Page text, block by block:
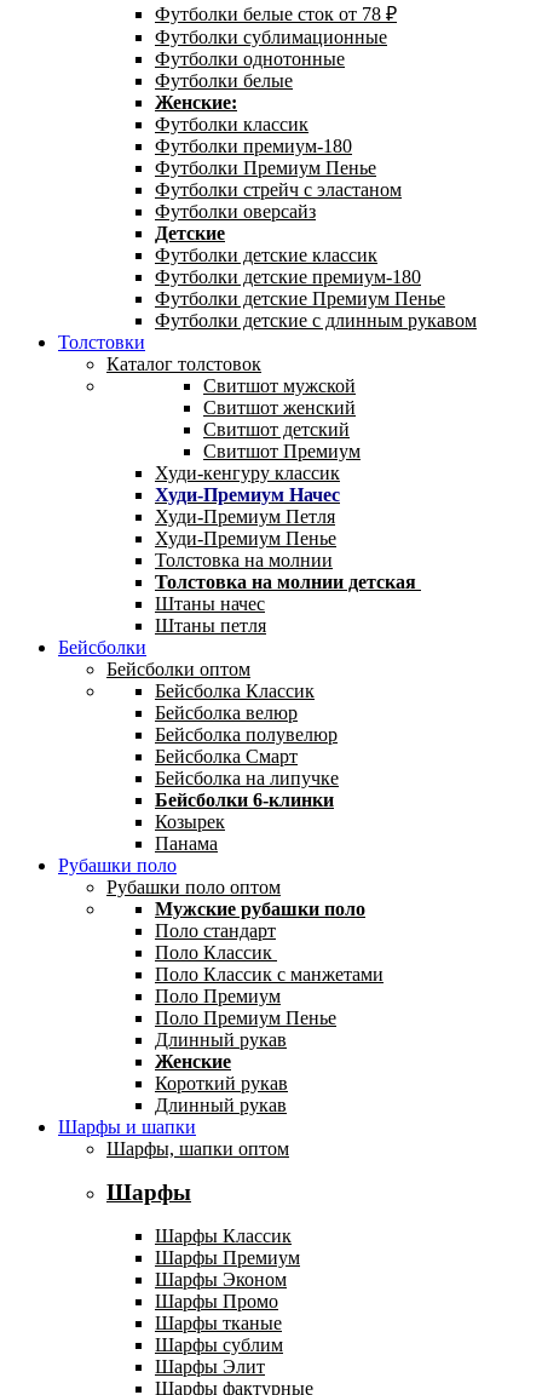
Футболки белые сток от 78 ₽
Футболки сублимационные
Футболки однотонные
Футболки белые
Женские:
Футболки классик
Футболки премиум-180
Футболки Премиум Пенье
Футболки стрейч с эластаном
Футболки оверсайз
Детские
Футболки детские классик
Футболки детские премиум-180
Футболки детские Премиум Пенье
Футболки детские с длинным рукавом
Толстовки
Каталог толстовок
Свитшот мужской
Свитшот женский
Свитшот детский
Свитшот Премиум
Худи-кенгуру классик
Худи-Премиум Начес
Худи-Премиум Петля
Худи-Премиум Пенье
Толстовка на молнии
Толстовка на молнии детская
Штаны начес
Штаны петля
Бейсболки
Бейсболки оптом
Бейсболка Классик
Бейсболка велюр
Бейсболка полувелюр
Бейсболка Смарт
Бейсболка на липучке
Бейсболки 6-клинки
Козырек
Панама
Рубашки поло
Рубашки поло оптом
Мужские рубашки поло
Поло стандарт
Поло Классик
Поло Классик с манжетами
Поло Премиум
Поло Премиум Пенье
Длинный рукав
Женские
Короткий рукав
Длинный рукав
Шарфы и шапки
Шарфы, шапки оптом
Шарфы
Шарфы Классик
Шарфы Премиум
Шарфы Эконом
Шарфы Промо
Шарфы тканые
Шарфы сублим
Шарфы Элит
Шарфы фактурные